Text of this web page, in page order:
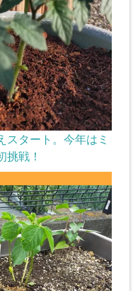
スタート。今年はミ
挑戦！